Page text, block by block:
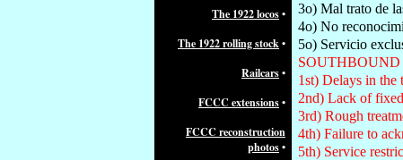
3o) Mal trato de
4o) No
5o) Servicio
1st) Delays in the
2nd) Lack of
3rd) Rough
4th) Failure to
5th) Service
The 1922 locos•
The 1922 rolling stock•
Railcars•
FCCC extensions•
FCCC reconstruction
photos•